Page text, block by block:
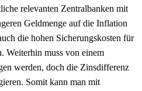
relevanten Zentralbanken mit
Geldmenge auf die Inflation
die hohen Sicherungskosten für
Weiterhin muss von einem
werden, doch die Zinsdifferenz
Somit kann man mit